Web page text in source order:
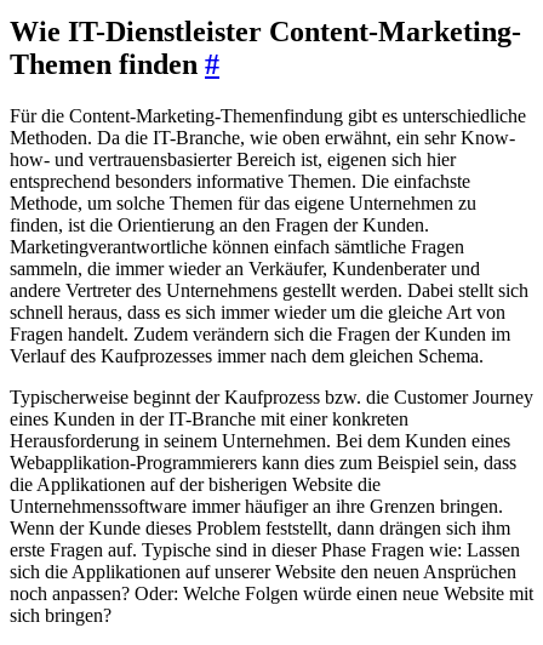
Wie IT-Dienstleister Content-Marketing-
Themen finden #
Für die Content-Marketing-Themenfindung gibt es unterschiedliche
Methoden. Da die IT-Branche, wie oben erwähnt, ein sehr Know-
how- und vertrauensbasierter Bereich ist, eigenen sich hier
entsprechend besonders informative Themen. Die einfachste
Methode, um solche Themen für das eigene Unternehmen zu
finden, ist die Orientierung an den Fragen der Kunden.
Marketingverantwortliche können einfach sämtliche Fragen
sammeln, die immer wieder an Verkäufer, Kundenberater und
andere Vertreter des Unternehmens gestellt werden. Dabei stellt sich
schnell heraus, dass es sich immer wieder um die gleiche Art von
Fragen handelt. Zudem verändern sich die Fragen der Kunden im
Verlauf des Kaufprozesses immer nach dem gleichen Schema.
Typischerweise beginnt der Kaufprozess bzw. die Customer Journey
eines Kunden in der IT-Branche mit einer konkreten
Herausforderung in seinem Unternehmen. Bei dem Kunden eines
Webapplikation-Programmierers kann dies zum Beispiel sein, dass
die Applikationen auf der bisherigen Website die
Unternehmenssoftware immer häufiger an ihre Grenzen bringen.
Wenn der Kunde dieses Problem feststellt, dann drängen sich ihm
erste Fragen auf. Typische sind in dieser Phase Fragen wie: Lassen
sich die Applikationen auf unserer Website den neuen Ansprüchen
noch anpassen? Oder: Welche Folgen würde einen neue Website mit
sich bringen?